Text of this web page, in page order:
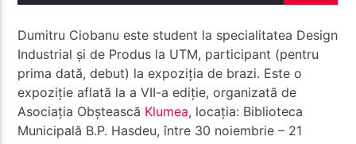
Radio Studentus
Dumitru Ciobanu este student la specialitatea Design
Industrial și de Produs la UTM, participant (pentru
prima dată, debut) la expoziția de brazi. Este o
expoziție aflată la a VII-a ediție, organizată de
Asociația Obștească Klumea, locația: Biblioteca
Municipală B.P. Hasdeu, între 30 noiembrie – 21